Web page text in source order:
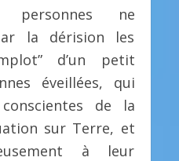
personnes ne
la dérision les
d’un petit
éveillées, qui
de la
sur Terre, et
à leur